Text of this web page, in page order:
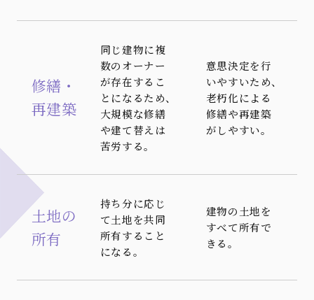
修繕・
再建築
同じ建物に複
数のオーナー
が存在するこ
とになるため、
大規模な修繕
や建て替えは
苦労する。
意思決定を行
いやすいため、
老朽化による
修繕や再建築
がしやすい。
土地の
所有
持ち分に応じ
て土地を共同
所有すること
になる。
建物の土地を
すべて所有で
きる。